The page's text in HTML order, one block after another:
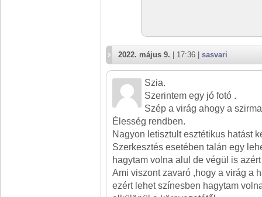
2022. május 9. | 17:36 | sasvari
Szia.
Szerintem egy jó fotó .
Szép a virág ahogy a
Élesség rendben.
Nagyon letisztult esztétikus hatást
Szerkesztés esetében talán egy
hagytam volna alul de végül is
Ami viszont zavaró ,hogy a virág a
ezért lehet színesben hagytam